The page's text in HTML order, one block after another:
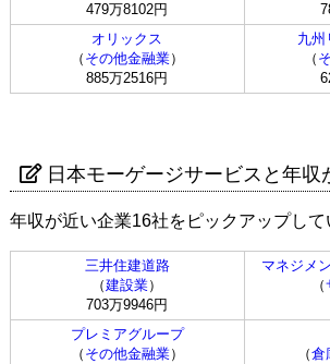
479万8102円
オリックス
（ その他金融業）
885万2516円
九州
（
日本モーゲージサービスと年収
年収が近い企業16社をピックアップして
三井住建道路
（建設業）
703万9946円
マネジメ
（
プレミアグループ
（ その他金融業）
（倉